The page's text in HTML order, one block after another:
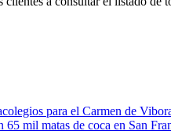
para el Carmen de
mil matas de coca en San